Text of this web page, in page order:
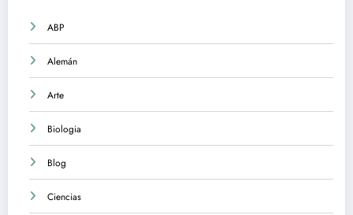
ABP
Alemán
Arte
Biologia
Blog
Ciencias